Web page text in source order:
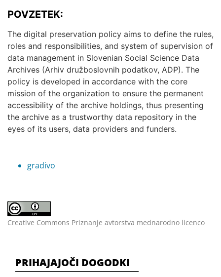
POVZETEK:
The digital preservation policy aims to define the rules,
roles and responsibilities, and system of supervision of
data management in Slovenian Social Science Data
Archives (Arhiv družboslovnih podatkov, ADP). The
policy is developed in accordance with the core
mission of the organization to ensure the permanent
accessibility of the archive holdings, thus presenting
the archive as a trustworthy data repository in the
eyes of its users, data providers and funders.
gradivo
Creative Commons Priznanje avtorstva mednarodno licenco
PRIHAJAJOČI DOGODKI